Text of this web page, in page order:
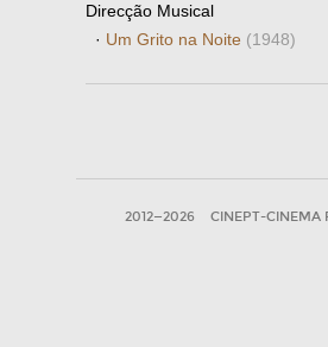
Direcção Musical
· Um Grito na Noite (1948)
2012—2026 CINEPT-CINEMA